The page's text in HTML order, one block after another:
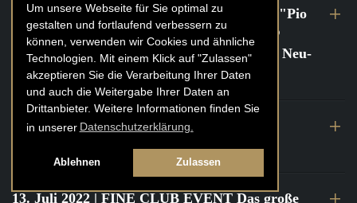
Um unsere Webseite für Sie optimal zu
gestalten und fortlaufend verbessern zu
können, verwenden wir Cookies und ähnliche
Technologien. Mit einem Klick auf "Zulassen"
akzeptieren Sie die Verarbeitung Ihrer Daten
und auch die Weitergabe Ihrer Daten an
Drittanbieter. Weitere Informationen finden Sie
in unserer Datenschutzerklärung.
Ablehnen Zulassen
22. Juli 2022| FINE CLUB Private Dinner "Pio
Cesare" mit Tochter Frederica Pio Boffa @
FINE CLUB Clubhouse Alter Haferkasten, Neu-
Isenburg
21. bis 22. Juli 2022| FINE CLUB Travels
Frankreich Burgund Kurztrip
13. Juli 2022 | FINE CLUB EVENT Das große